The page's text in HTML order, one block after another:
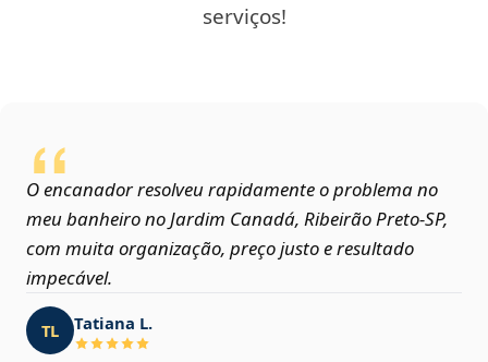
serviços!
O encanador resolveu rapidamente o problema no
meu banheiro no Jardim Canadá, Ribeirão Preto‑SP,
com muita organização, preço justo e resultado
impecável.
TL Tatiana L.